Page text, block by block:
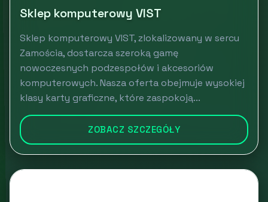
Sklep komputerowy VIST
Sklep komputerowy VIST, zlokalizowany w sercu
Zamościa, dostarcza szeroką gamę
nowoczesnych podzespołów i akcesoriów
komputerowych. Nasza oferta obejmuje wysokiej
klasy karty graficzne, które zaspokoją...
ZOBACZ SZCZEGÓŁY